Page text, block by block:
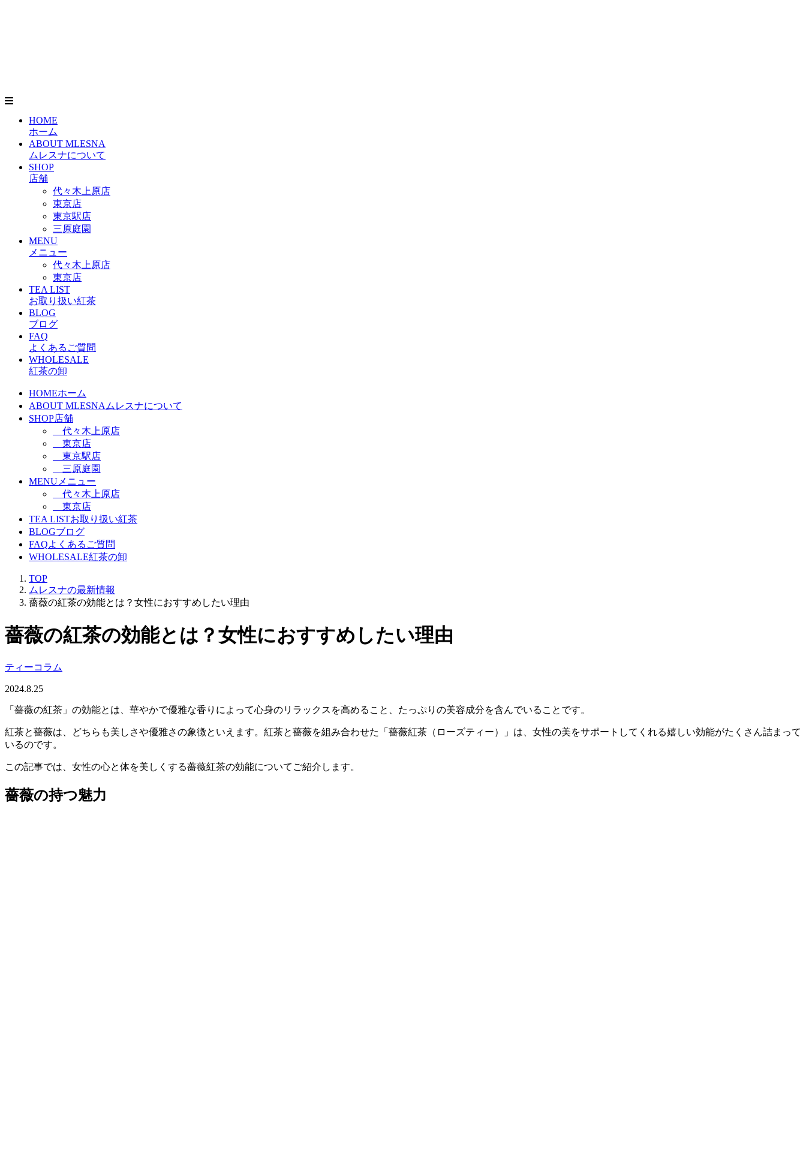
HOME
ホーム
ABOUT MLESNA
ムレスナについて
SHOP
店舗
代々木上原店
東京店
東京駅店
三原庭園
MENU
メニュー
代々木上原店
東京店
TEA LIST
お取り扱い紅茶
BLOG
ブログ
FAQ
よくあるご質問
WHOLESALE
紅茶の卸
HOMEホーム
ABOUT MLESNAムレスナについて
SHOP店舗
代々木上原店
東京店
東京駅店
三原庭園
MENUメニュー
代々木上原店
東京店
TEA LISTお取り扱い紅茶
BLOGブログ
FAQよくあるご質問
WHOLESALE紅茶の卸
TOP
ムレスナの最新情報
薔薇の紅茶の効能とは？女性におすすめしたい理由
薔薇の紅茶の効能とは？女性におすすめしたい理由
ティーコラム
2024.8.25
「薔薇の紅茶」の効能とは、華やかで優雅な香りによって心身のリラックスを高めること、たっぷりの美容成分を含んでいることです。
紅茶と薔薇は、どちらも美しさや優雅さの象徴といえます。紅茶と薔薇を組み合わせた「薔薇紅茶（ローズティー）」は、女性の美をサポートしてくれる嬉しい効能がたくさん詰まって
いるのです。
この記事では、女性の心と体を美しくする薔薇紅茶の効能についてご紹介します。
薔薇の持つ魅力